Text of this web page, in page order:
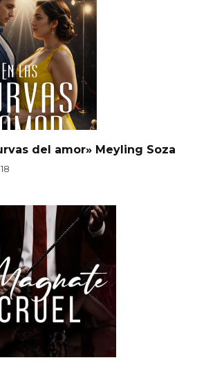
del amor» Meyling Soza